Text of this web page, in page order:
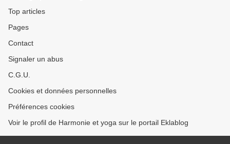
Top articles
Pages
Contact
Signaler un abus
C.G.U.
Cookies et données personnelles
Préférences cookies
Voir le profil de Harmonie et yoga sur le portail Eklablog